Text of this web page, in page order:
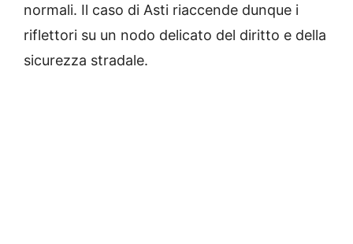
normali. Il caso di Asti riaccende dunque i
riflettori su un nodo delicato del diritto e della
sicurezza stradale.